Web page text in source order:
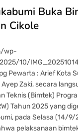
Buka
Cikole
wp-
10/
Pewarta : Arief Kota
Zaki, secara
Teknis (Bimtek)
Tahun 2025 yang
pada Selasa (14/9/
pelaksanaan